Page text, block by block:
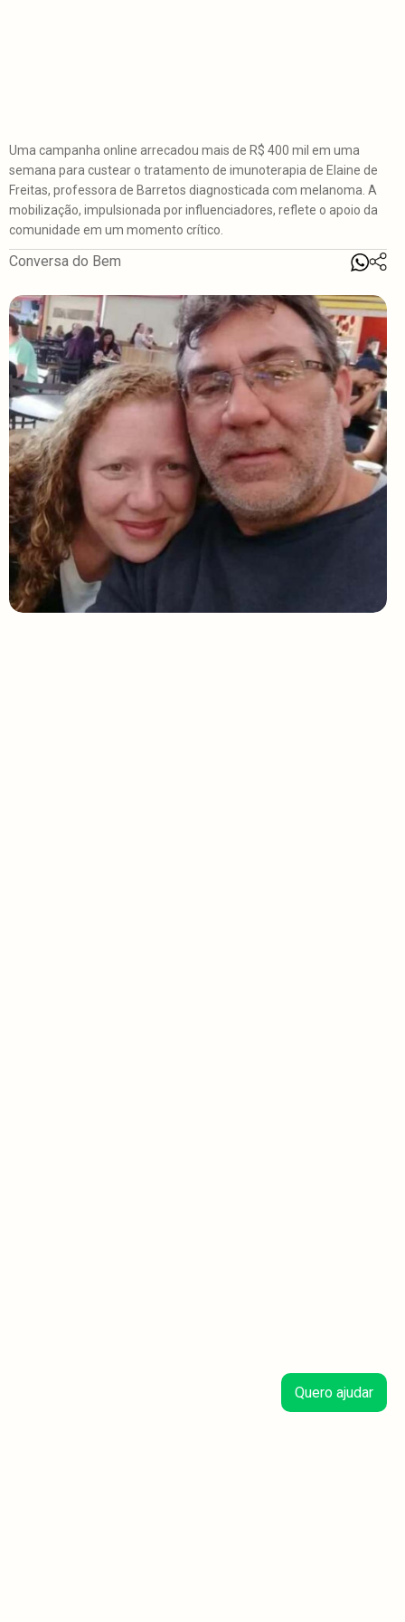
Uma campanha online arrecadou mais de R$ 400 mil em uma
semana para custear o tratamento de imunoterapia de Elaine de
Freitas, professora de Barretos diagnosticada com melanoma. A
mobilização, impulsionada por influenciadores, reflete o apoio da
comunidade em um momento crítico.
Conversa do Bem
Quero ajudar